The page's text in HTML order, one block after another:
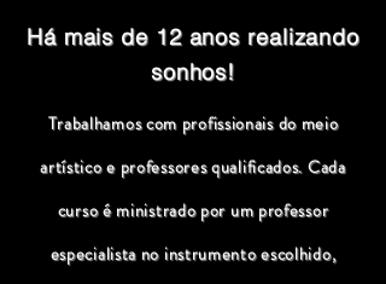
Há mais de 12 anos realizando
sonhos!
Trabalhamos com profissionais do meio
artístico e professores qualificados. Cada
curso é ministrado por um professor
especialista no instrumento escolhido,